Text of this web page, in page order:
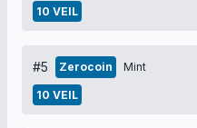
10 VEIL
#5 Zerocoin Mint
10 VEIL